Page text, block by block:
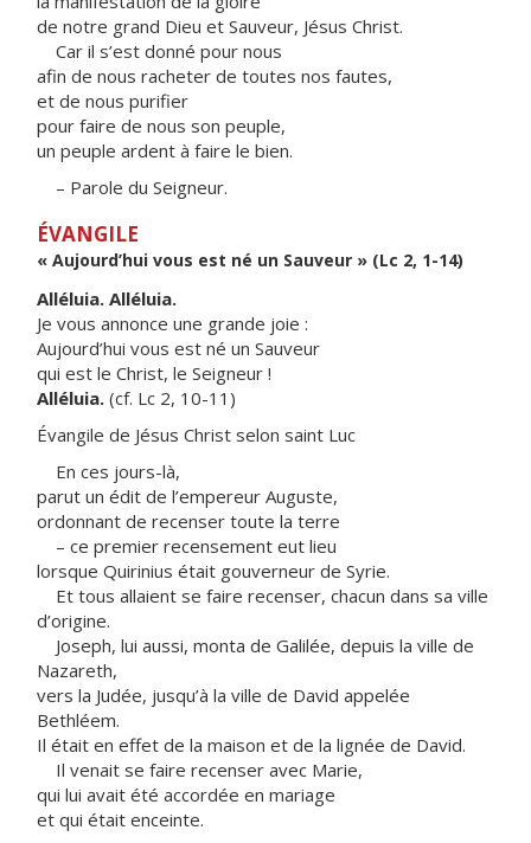
de notre grand Dieu et Sauveur, Jésus Christ.
Car il s’est donné pour nous
afin de nous racheter de toutes nos fautes,
et de nous purifier
pour faire de nous son peuple,
un peuple ardent à faire le bien.
– Parole du Seigneur.
ÉVANGILE
« Aujourd’hui vous est né un Sauveur » (Lc 2, 1-14)
Alléluia. Alléluia.
Je vous annonce une grande joie :
Aujourd’hui vous est né un Sauveur
qui est le Christ, le Seigneur !
Alléluia. (cf. Lc 2, 10-11)
Évangile de Jésus Christ selon saint Luc
En ces jours-là,
parut un édit de l’empereur Auguste,
ordonnant de recenser toute la terre
– ce premier recensement eut lieu
lorsque Quirinius était gouverneur de Syrie.
Et tous allaient se faire recenser, chacun dans sa ville
d’origine.
Joseph, lui aussi, monta de Galilée, depuis la ville de
Nazareth,
vers la Judée, jusqu’à la ville de David appelée
Bethléem.
Il était en effet de la maison et de la lignée de David.
Il venait se faire recenser avec Marie,
qui lui avait été accordée en mariage
et qui était enceinte.